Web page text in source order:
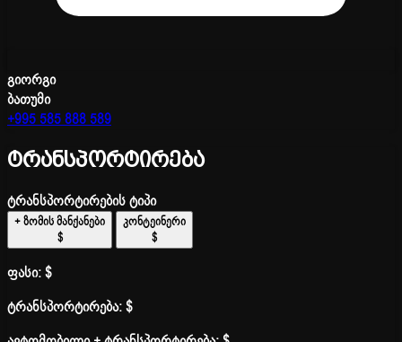
გიორგი
ბათუმი
+995 585 888 589
ტრანსპორტირება
ტრანსპორტირების ტიპი
+ ზომის მანქანები
$
კონტეინერი
$
ფასი:$
ტრანსპორტირება:$